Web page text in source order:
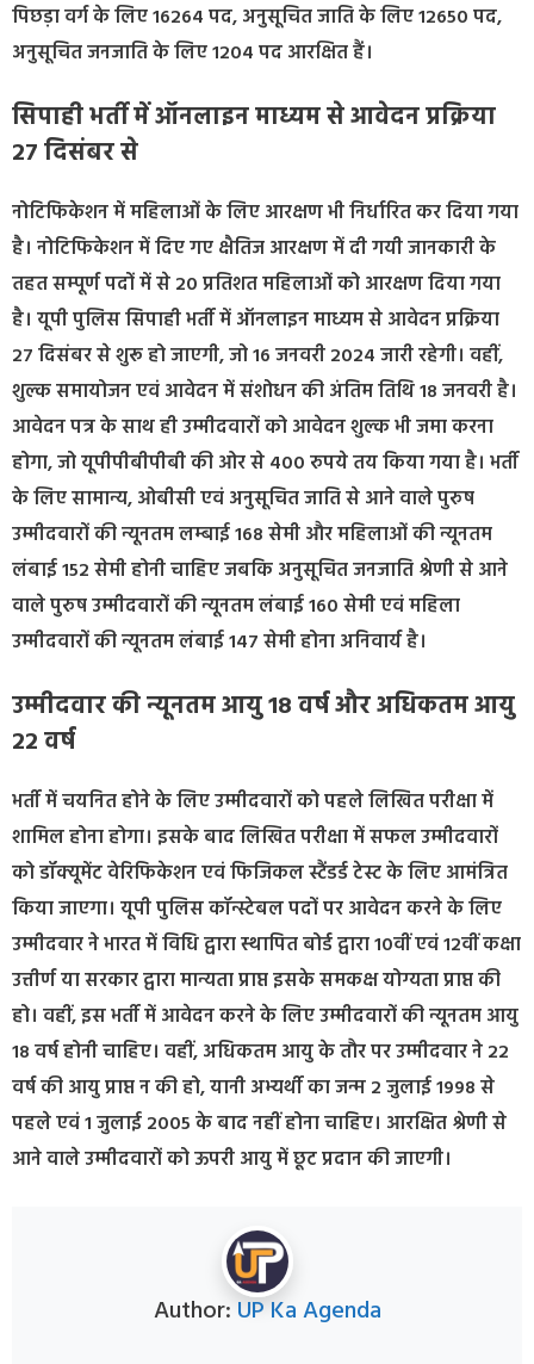
पिछड़ा वर्ग के लिए 16264 पद, अनुसूचित जाति के लिए 12650 पद,
अनुसूचित जनजाति के लिए 1204 पद आरक्षित हैं।
सिपाही भर्ती में ऑनलाइन माध्यम से आवेदन प्रक्रिया
27 दिसंबर से
नोटिफिकेशन में महिलाओं के लिए आरक्षण भी निर्धारित कर दिया गया
है। नोटिफिकेशन में दिए गए क्षैतिज आरक्षण में दी गयी जानकारी के
तहत सम्पूर्ण पदों में से 20 प्रतिशत महिलाओं को आरक्षण दिया गया
है। यूपी पुलिस सिपाही भर्ती में ऑनलाइन माध्यम से आवेदन प्रक्रिया
27 दिसंबर से शुरू हो जाएगी, जो 16 जनवरी 2024 जारी रहेगी। वहीं,
शुल्क समायोजन एवं आवेदन में संशोधन की अंतिम तिथि 18 जनवरी है।
आवेदन पत्र के साथ ही उम्मीदवारों को आवेदन शुल्क भी जमा करना
होगा, जो यूपीपीबीपीबी की ओर से 400 रुपये तय किया गया है। भर्ती
के लिए सामान्य, ओबीसी एवं अनुसूचित जाति से आने वाले पुरुष
उम्मीदवारों की न्यूनतम लम्बाई 168 सेमी और महिलाओं की न्यूनतम
लंबाई 152 सेमी होनी चाहिए जबकि अनुसूचित जनजाति श्रेणी से आने
वाले पुरुष उम्मीदवारों की न्यूनतम लंबाई 160 सेमी एवं महिला
उम्मीदवारों की न्यूनतम लंबाई 147 सेमी होना अनिवार्य है।
उम्मीदवार की न्यूनतम आयु 18 वर्ष और अधिकतम आयु
22 वर्ष
भर्ती में चयनित होने के लिए उम्मीदवारों को पहले लिखित परीक्षा में
शामिल होना होगा। इसके बाद लिखित परीक्षा में सफल उम्मीदवारों
को डॉक्यूमेंट वेरिफिकेशन एवं फिजिकल स्टैंडर्ड टेस्ट के लिए आमंत्रित
किया जाएगा। यूपी पुलिस कॉन्स्टेबल पदों पर आवेदन करने के लिए
उम्मीदवार ने भारत में विधि द्वारा स्थापित बोर्ड द्वारा 10वीं एवं 12वीं कक्षा
उत्तीर्ण या सरकार द्वारा मान्यता प्राप्त इसके समकक्ष योग्यता प्राप्त की
हो। वहीं, इस भर्ती में आवेदन करने के लिए उम्मीदवारों की न्यूनतम आयु
18 वर्ष होनी चाहिए। वहीं, अधिकतम आयु के तौर पर उम्मीदवार ने 22
वर्ष की आयु प्राप्त न की हो, यानी अभ्यर्थी का जन्म 2 जुलाई 1998 से
पहले एवं 1 जुलाई 2005 के बाद नहीं होना चाहिए। आरक्षित श्रेणी से
आने वाले उम्मीदवारों को ऊपरी आयु में छूट प्रदान की जाएगी।
Author: UP Ka Agenda